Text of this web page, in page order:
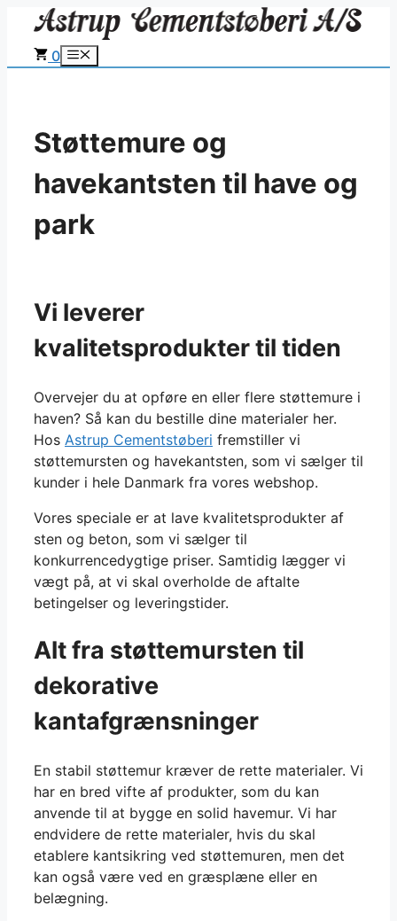
indhold0 Menu
Støttemure og
havekantsten til have og
park
Vi leverer
kvalitetsprodukter til tiden
Overvejer du at opføre en eller flere støttemure i
haven? Så kan du bestille dine materialer her.
Hos Astrup Cementstøberi fremstiller vi
støttemursten og havekantsten, som vi sælger til
kunder i hele Danmark fra vores webshop.
Vores speciale er at lave kvalitetsprodukter af
sten og beton, som vi sælger til
konkurrencedygtige priser. Samtidig lægger vi
vægt på, at vi skal overholde de aftalte
betingelser og leveringstider.
Alt fra støttemursten til
dekorative
kantafgrænsninger
En stabil støttemur kræver de rette materialer. Vi
har en bred vifte af produkter, som du kan
anvende til at bygge en solid havemur. Vi har
endvidere de rette materialer, hvis du skal
etablere kantsikring ved støttemuren, men det
kan også være ved en græsplæne eller en
belægning.